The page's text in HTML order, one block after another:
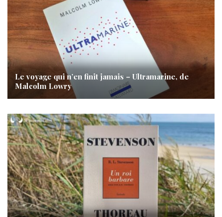
Le voyage qui n’en finit jamais – Ultramarine, de
Malcolm Lowry